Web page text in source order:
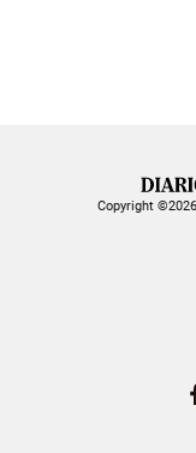
Copyright